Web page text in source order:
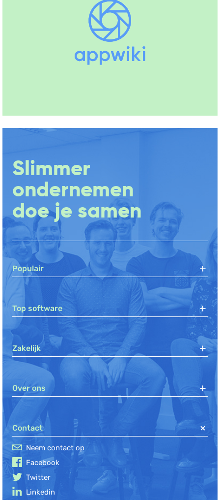
Slimmer
ondernemen
doe je samen
Populair
Top software
Zakelijk
Over ons
Contact
Neem contact op
Facebook
Twitter
Linkedin